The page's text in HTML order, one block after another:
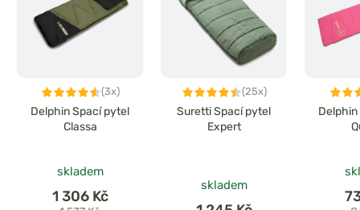
(3x)
Delphin Spací pytel
Classa
skladem
1 306 Kč
(25x)
Suretti Spací pytel
Expert
skladem